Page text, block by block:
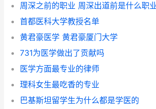
周深之前的职业 周深出道前是什么职
首都医科大学教授名单
黄君豪医学 黄君豪厦门大学
731为医学做出了贡献吗
医学方面最专业的律师
理科女生最吃香的专业
巴基斯坦留学生为什么都是学医的